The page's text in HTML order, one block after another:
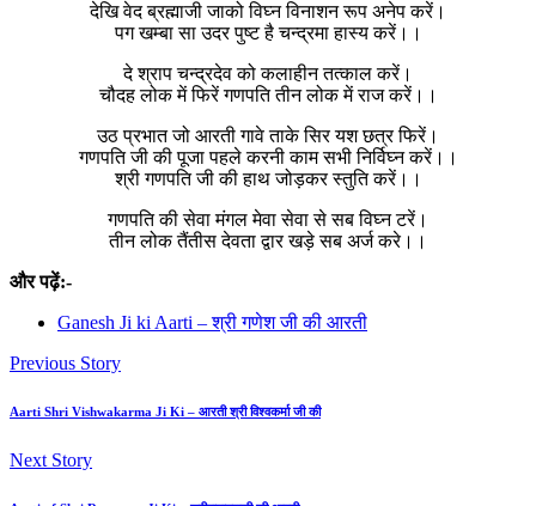
देखि वेद ब्रह्माजी जाको विघ्न विनाशन रूप अनेप करें।
पग खम्बा सा उदर पुष्ट है चन्द्रमा हास्य करें।।
दे श्राप चन्द्रदेव को कलाहीन तत्काल करें।
चौदह लोक में फिरें गणपति तीन लोक में राज करें।।
उठ प्रभात जो आरती गावे ताके सिर यश छत्र फिरें।
गणपति जी की पूजा पहले करनी काम सभी निर्विघ्न करें।।
श्री गणपति जी की हाथ जोड़कर स्तुति करें।।
गणपति की सेवा मंगल मेवा सेवा से सब विघ्न टरें।
तीन लोक तैंतीस देवता द्वार खड़े सब अर्ज करे।।
और पढ़ें:-
Ganesh Ji ki Aarti – श्री गणेश जी की आरती
Previous Story
Aarti Shri Vishwakarma Ji Ki – आरती श्री विश्वकर्मा जी की
Next Story